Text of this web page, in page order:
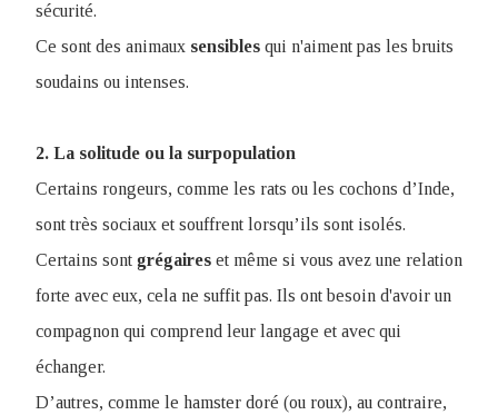
sécurité.
Ce sont des animaux sensibles qui n'aiment pas les bruits
soudains ou intenses.
2. La solitude ou la surpopulation
Certains rongeurs, comme les rats ou les cochons d’Inde,
sont très sociaux et souffrent lorsqu’ils sont isolés.
Certains sont grégaires et même si vous avez une relation
forte avec eux, cela ne suffit pas. Ils ont besoin d'avoir un
compagnon qui comprend leur langage et avec qui
échanger.
D’autres, comme le hamster doré (ou roux), au contraire,